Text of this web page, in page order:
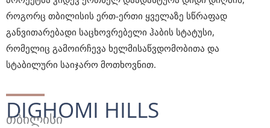
როგორც თბილისის ერთ-ერთი ყველაზე სწრაფად
განვითარებადი საცხოვრებელი ჰაბის სტატუსი,
რომელიც გამოირჩევა ხელმისაწვდომობითა და
სტაბილური საიჯარო მოთხოვნით.
DIGHOMI HILLS
თბილისი